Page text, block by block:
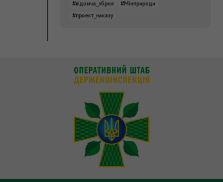
#відомча_зброя
#Мінприроди
#проект_наказу